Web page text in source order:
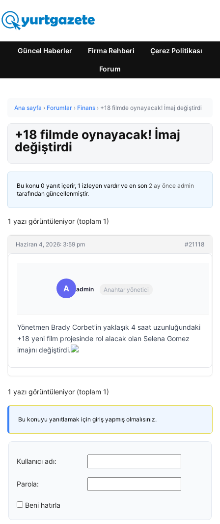
Güncel Haberler Firma Rehberi Çerez Politikası
Forum
Ana sayfa › Forumlar › Finans › +18 filmde oynayacak! İmaj değiştirdi
+18 filmde oynayacak! İmaj
değiştirdi
Bu konu 0 yanıt içerir, 1 izleyen vardır ve en son 2 ay önce admin
tarafından güncellenmiştir.
1 yazı görüntüleniyor (toplam 1)
Haziran 4, 2026: 3:59 pm #21118
A admin Anahtar yönetici
Yönetmen Brady Corbet’in yaklaşık 4 saat uzunluğundaki
+18 yeni film projesinde rol alacak olan Selena Gomez
imajını değiştirdi.
1 yazı görüntüleniyor (toplam 1)
Bu konuyu yanıtlamak için giriş yapmış olmalısınız.
Kullanıcı adı:
Parola:
Beni hatırla